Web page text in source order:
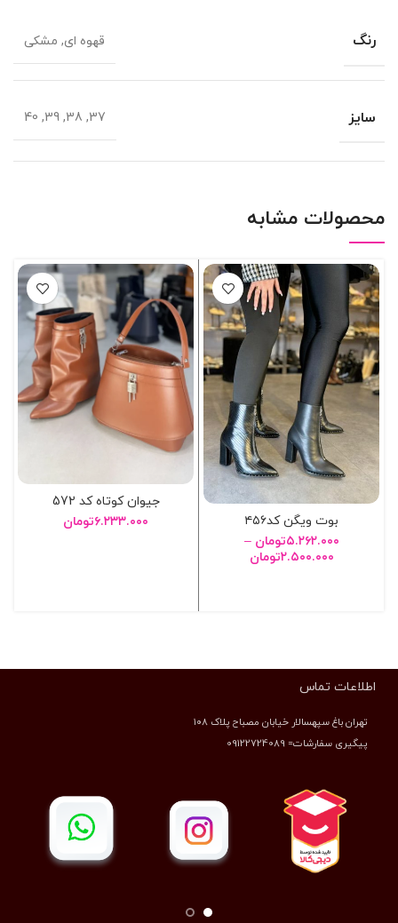
رنگ قهوه ای, مشکی
سایز 37, 38, 39, 40
محصولات مشابه
بوت ویگن کد۴۵۶
۵.۲۶۲.۰۰۰تومان –
۲.۵۰۰.۰۰۰تومان
جیوان کوتاه کد 572
۶.۲۳۳.۰۰۰تومان
اطلاعات تماس
تهران باغ سپهسالار خیابان مصباح پلاک ۱۰۸
پیگیری سفارشات= 09122724089